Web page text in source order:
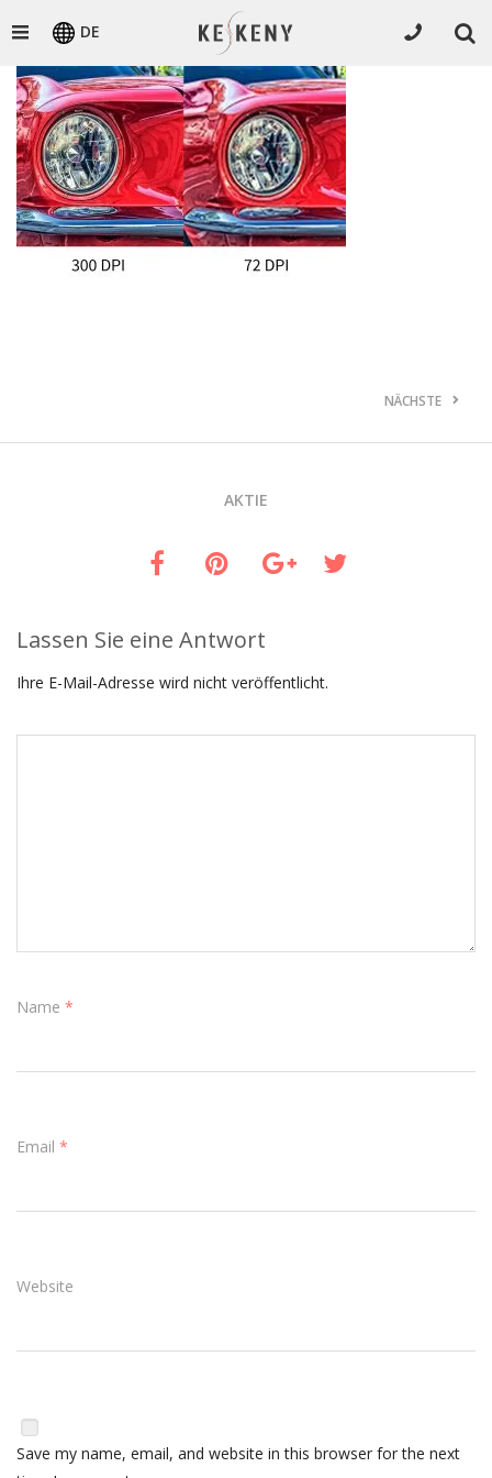
DE
NÄCHSTE
AKTIE
Lassen Sie eine Antwort
Ihre E-Mail-Adresse wird nicht veröffentlicht.
Name *
Email *
Website
Save my name, email, and website in this browser for the next